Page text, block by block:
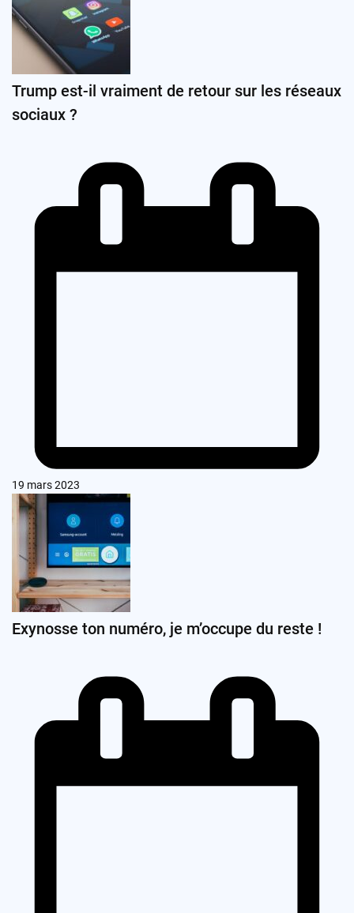
Trump est-il vraiment de retour sur les réseaux
sociaux ?
19 mars 2023
Exynosse ton numéro, je m’occupe du reste !